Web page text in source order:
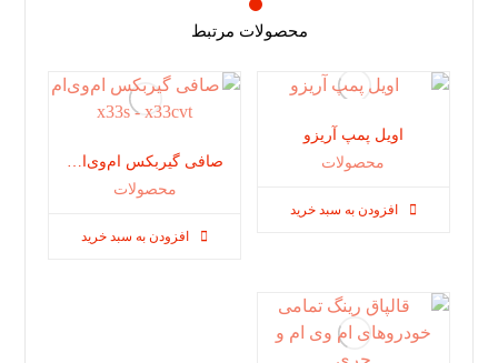
محصولات مرتبط
اویل پمپ آریزو
محصولات
افزودن به سبد خرید
محصولات
افزودن به سبد خرید